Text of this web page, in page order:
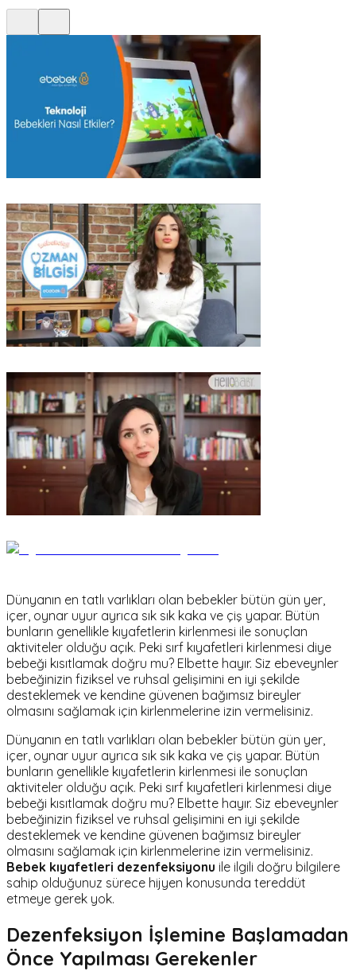
Dünyanın en tatlı varlıkları olan bebekler bütün gün yer,
içer, oynar uyur ayrıca sık sık kaka ve çiş yapar. Bütün
bunların genellikle kıyafetlerin kirlenmesi ile sonuçlan
aktiviteler olduğu açık. Peki sırf kıyafetleri kirlenmesi diye
bebeği kısıtlamak doğru mu? Elbette hayır. Siz ebeveynler
bebeğinizin fiziksel ve ruhsal gelişimini en iyi şekilde
desteklemek ve kendine güvenen bağımsız bireyler
olmasını sağlamak için kirlenmelerine izin vermelisiniz.
Dünyanın en tatlı varlıkları olan bebekler bütün gün yer,
içer, oynar uyur ayrıca sık sık kaka ve çiş yapar. Bütün
bunların genellikle kıyafetlerin kirlenmesi ile sonuçlan
aktiviteler olduğu açık. Peki sırf kıyafetleri kirlenmesi diye
bebeği kısıtlamak doğru mu? Elbette hayır. Siz ebeveynler
bebeğinizin fiziksel ve ruhsal gelişimini en iyi şekilde
desteklemek ve kendine güvenen bağımsız bireyler
olmasını sağlamak için kirlenmelerine izin vermelisiniz.
Bebek kıyafetleri dezenfeksiyonu ile ilgili doğru bilgilere
sahip olduğunuz sürece hijyen konusunda tereddüt
etmeye gerek yok.
Dezenfeksiyon İşlemine Başlamadan
Önce Yapılması Gerekenler